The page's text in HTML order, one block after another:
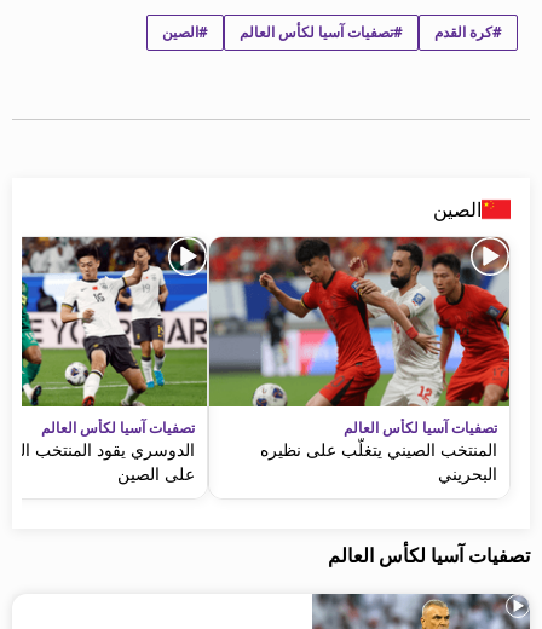
#كرة القدم #تصفيات آسيا لكأس العالم #الصين
الصين
تصفيات آسيا لكأس العالم
المنتخب الصيني يتغلّب على نظيره
البحريني
تصفيات آسيا لكأس العالم
الدوسري يقود المنتخب
على الصين
تصفيات آسيا لكأس العالم